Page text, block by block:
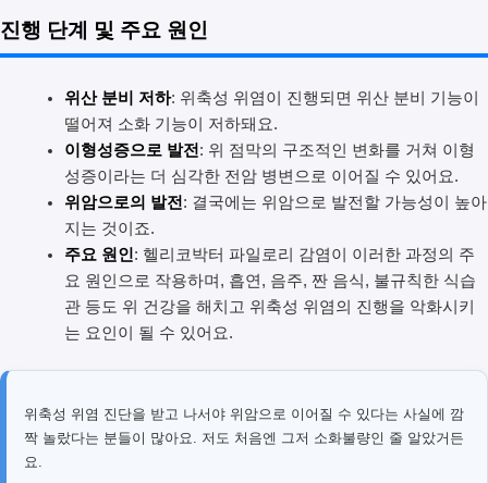
진행 단계 및 주요 원인
위산 분비 저하: 위축성 위염이 진행되면 위산 분비 기능이
떨어져 소화 기능이 저하돼요.
이형성증으로 발전: 위 점막의 구조적인 변화를 거쳐 이형
성증이라는 더 심각한 전암 병변으로 이어질 수 있어요.
위암으로의 발전: 결국에는 위암으로 발전할 가능성이 높아
지는 것이죠.
주요 원인: 헬리코박터 파일로리 감염이 이러한 과정의 주
요 원인으로 작용하며, 흡연, 음주, 짠 음식, 불규칙한 식습
관 등도 위 건강을 해치고 위축성 위염의 진행을 악화시키
는 요인이 될 수 있어요.
위축성 위염 진단을 받고 나서야 위암으로 이어질 수 있다는 사실에 깜
짝 놀랐다는 분들이 많아요. 저도 처음엔 그저 소화불량인 줄 알았거든
요.